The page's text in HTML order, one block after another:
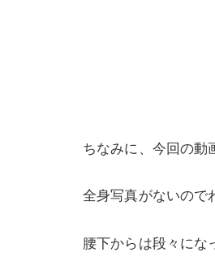
ちなみに、今回の動
全身写真がないので
腰下からは段々にな